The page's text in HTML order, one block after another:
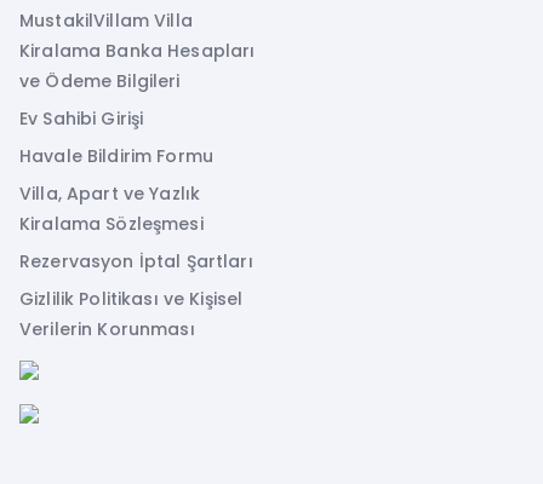
MustakilVillam Villa
Kiralama Banka Hesapları
ve Ödeme Bilgileri
Ev Sahibi Girişi
Havale Bildirim Formu
Villa, Apart ve Yazlık
Kiralama Sözleşmesi
Rezervasyon İptal Şartları
Gizlilik Politikası ve Kişisel
Verilerin Korunması